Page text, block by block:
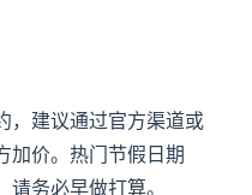
，建议通过官方渠道或
加价。热门节假日期
务必早做打算。